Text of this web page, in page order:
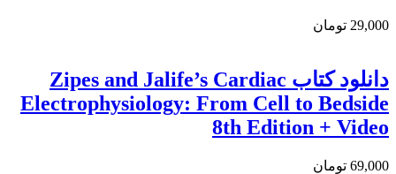
29,000 تومان
دانلود كتاب Zipes and Jalife’s Cardiac
Electrophysiology: From Cell to Bedside
8th Edition + Video
69,000 تومان